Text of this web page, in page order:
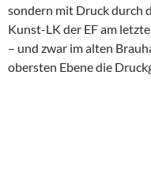
sondern mit Druck durch
Kunst-LK der EF am
– und zwar im alten
obersten Ebene die